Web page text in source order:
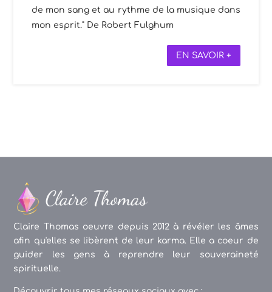
de mon sang et au rythme de la musique dans
mon esprit." De Robert Fulghum
EN SAVOIR +
Claire Thomas oeuvre depuis 2012 à révéler les âmes
afin qu'elles se libèrent de leur karma. Elle a coeur de
guider les gens à reprendre leur souveraineté
spirituelle.